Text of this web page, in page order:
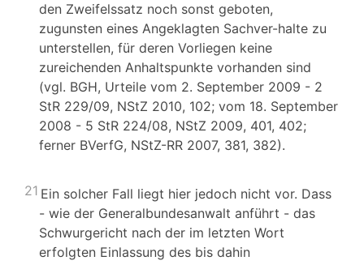
den Zweifelssatz noch sonst geboten,
zugunsten eines Angeklagten Sachver-halte zu
unterstellen, für deren Vorliegen keine
zureichenden Anhaltspunkte vorhanden sind
(vgl. BGH, Urteile vom 2. September 2009 - 2
StR 229/09, NStZ 2010, 102; vom 18. September
2008 - 5 StR 224/08, NStZ 2009, 401, 402;
ferner BVerfG, NStZ-RR 2007, 381, 382).
21 Ein solcher Fall liegt hier jedoch nicht vor. Dass
- wie der Generalbundesanwalt anführt - das
Schwurgericht nach der im letzten Wort
erfolgten Einlassung des bis dahin